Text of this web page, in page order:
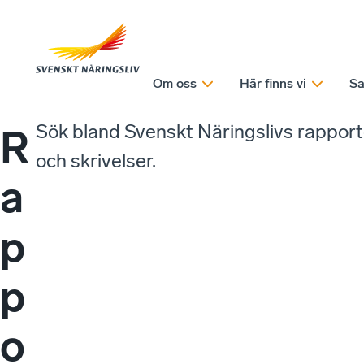
Om oss Här finns vi
R
a
p
p
o
Sök bland Svenskt Näringslivs
och skrivelser.